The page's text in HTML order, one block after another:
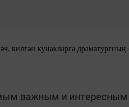
килгән кунакларга
важным и интересным